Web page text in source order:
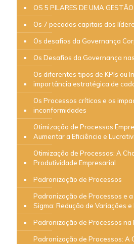
OS 5 PILARES DE UMA GESTÃO
Os 7 pecados capitais dos
Os desafios da Governança
Os Desafios da Governança
Os diferentes tipos de KPIs ou
importância estratégica de
Os Processos críticos e os
inconformidades
Otimização de Processos
Aumentar a Eficiência e
Otimização de Processos: A
Produtividade Empresarial
Padronização de Processos
Padronização de Processos e
Sigma: Redução de Variações
Padronização de Processos na
Padronização de Processos: A